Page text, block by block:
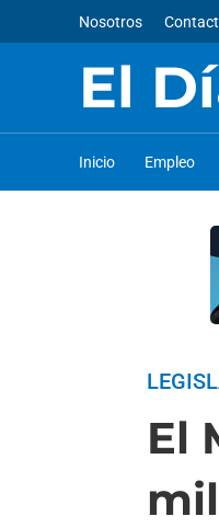
Nosotros
El
Inicio Empleo
El